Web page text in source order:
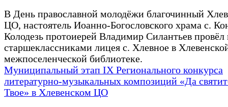
В День православной молодёжи благочинный
ЦО, настоятель Иоанно-Богословского храма с.
Колодезь протоиерей Владимир Силантьев провёл
старшеклассниками лицея с. Хлевное в
межпоселенческой библиотеке.
Муниципальный этап IX Регионального конкурса
литературно-музыкальных композиций «Да
Твое» в Хлевенском ЦО